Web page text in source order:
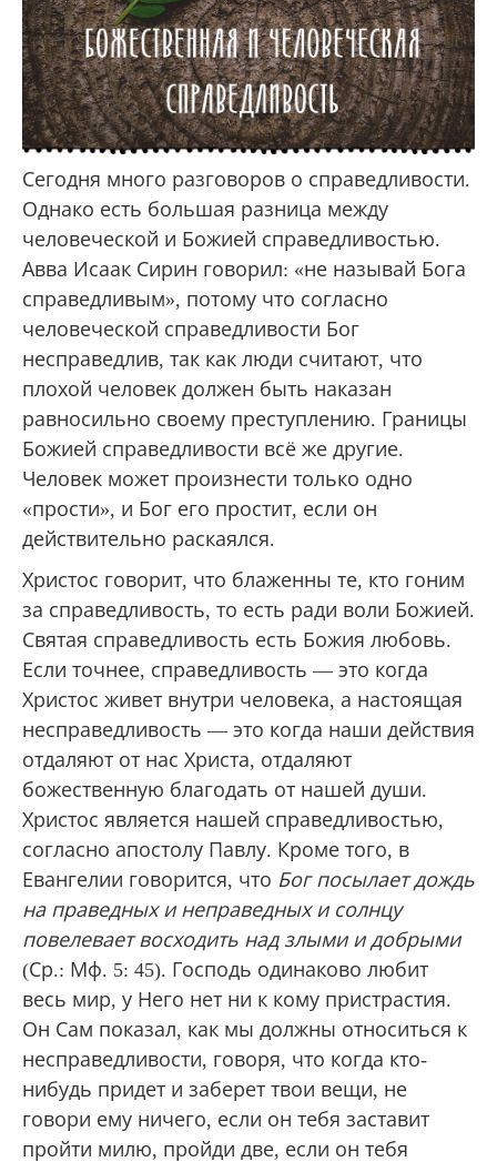
Сегодня много разговоров о справедливости.
Однако есть большая разница между
человеческой и Божией справедливостью.
Авва Исаак Сирин говорил: «не называй Бога
справедливым», потому что согласно
человеческой справедливости Бог
несправедлив, так как люди считают, что
плохой человек должен быть наказан
равносильно своему преступлению. Границы
Божией справедливости всё же другие.
Человек может произнести только одно
«прости», и Бог его простит, если он
действительно раскаялся.
Христос говорит, что блаженны те, кто гоним
за справедливость, то есть ради воли Божией.
Святая справедливость есть Божия любовь.
Если точнее, справедливость — это когда
Христос живет внутри человека, а настоящая
несправедливость — это когда наши действия
отдаляют от нас Христа, отдаляют
божественную благодать от нашей души.
Христос является нашей справедливостью,
согласно апостолу Павлу. Кроме того, в
Евангелии говорится, что Бог посылает дождь
на праведных и неправедных и солнцу
повелевает восходить над злыми и добрыми
(Ср.: Мф. 5: 45). Господь одинаково любит
весь мир, у Него нет ни к кому пристрастия.
Он Сам показал, как мы должны относиться к
несправедливости, говоря, что когда кто-
нибудь придет и заберет твои вещи, не
говори ему ничего, если он тебя заставит
пройти милю, пройди две, если он тебя